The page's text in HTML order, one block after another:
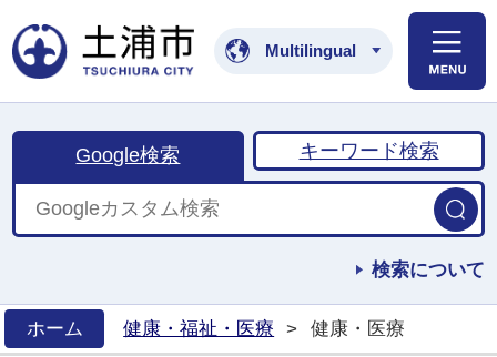
土浦市公式ホームペ
Multilingual
Google検索 キーワード検索
検索について
ホーム
健康・福祉・医療 > 健康・医療